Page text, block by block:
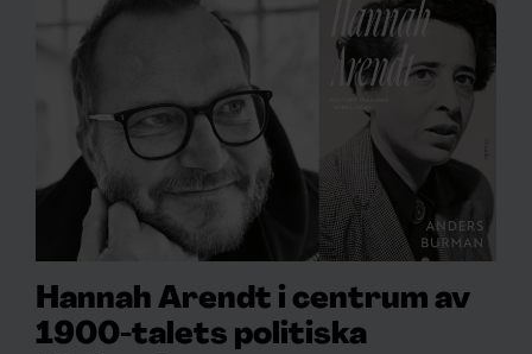
Hannah Arendt i centrum av
1900-talets politiska